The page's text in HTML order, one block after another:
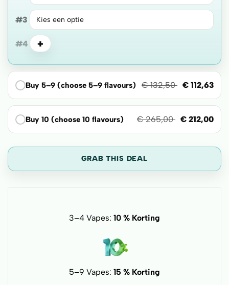
#3
#4 +
Buy 5–9 (choose 5–9 flavours) €132,50 € 112,63
Buy 10 (choose 10 flavours) €265,00 € 212,00
GRAB THIS DEAL
3–4 Vapes: 10 % Korting
5–9 Vapes: 15 % Korting